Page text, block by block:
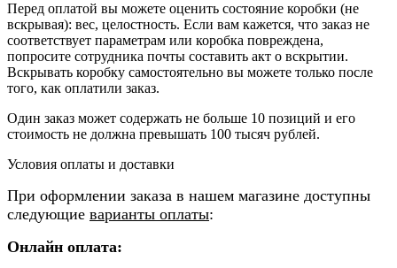
Перед оплатой вы можете оценить состояние коробки (не
вскрывая): вес, целостность. Если вам кажется, что заказ не
соответствует параметрам или коробка повреждена,
попросите сотрудника почты составить акт о вскрытии.
Вскрывать коробку самостоятельно вы можете только после
того, как оплатили заказ.
Один заказ может содержать не больше 10 позиций и его
стоимость не должна превышать 100 тысяч рублей.
Условия оплаты и доставки
При оформлении заказа в нашем магазине доступны
следующие варианты оплаты:
Онлайн оплата: